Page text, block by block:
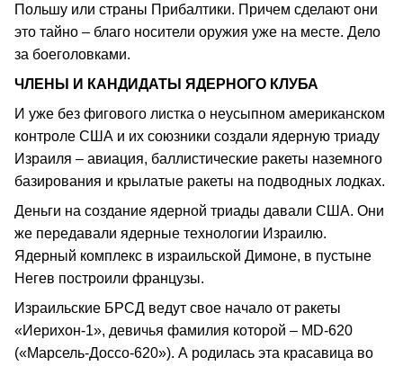
Польшу или страны Прибалтики. Причем сделают они
это тайно – благо носители оружия уже на месте. Дело
за боеголовками.
ЧЛЕНЫ И КАНДИДАТЫ ЯДЕРНОГО КЛУБА
И уже без фигового листка о неусыпном американском
контроле США и их союзники создали ядерную триаду
Израиля – авиация, баллистические ракеты наземного
базирования и крылатые ракеты на подводных лодках.
Деньги на создание ядерной триады давали США. Они
же передавали ядерные технологии Израилю.
Ядерный комплекс в израильской Димоне, в пустыне
Негев построили французы.
Израильские БРСД ведут свое начало от ракеты
«Иерихон-1», девичья фамилия которой – MD-620
(«Марсель-Доссо-620»). А родилась эта красавица во